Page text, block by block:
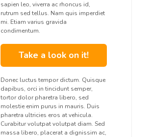
sapien leo, viverra ac rhoncus id,
rutrum sed tellus. Nam quis imperdiet
mi. Etiam varius gravida
condimentum.
Take a look on it!
Donec luctus tempor dictum. Quisque
dapibus, orci in tincidunt semper,
tortor dolor pharetra libero, sed
molestie enim purus in mauris. Duis
pharetra ultricies eros at vehicula.
Curabitur volutpat volutpat diam. Sed
massa libero, placerat a dignissim ac,